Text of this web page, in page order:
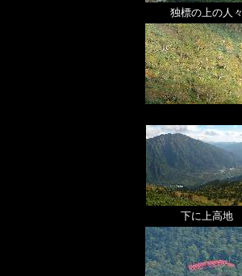
独標の上の人々
下に上高地